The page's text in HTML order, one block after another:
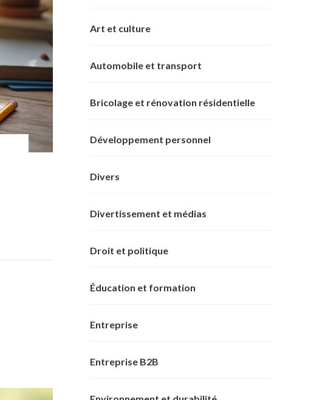
Art et culture
Automobile et transport
Bricolage et rénovation résidentielle
Développement personnel
Divers
Divertissement et médias
Droit et politique
Éducation et formation
Entreprise
Entreprise B2B